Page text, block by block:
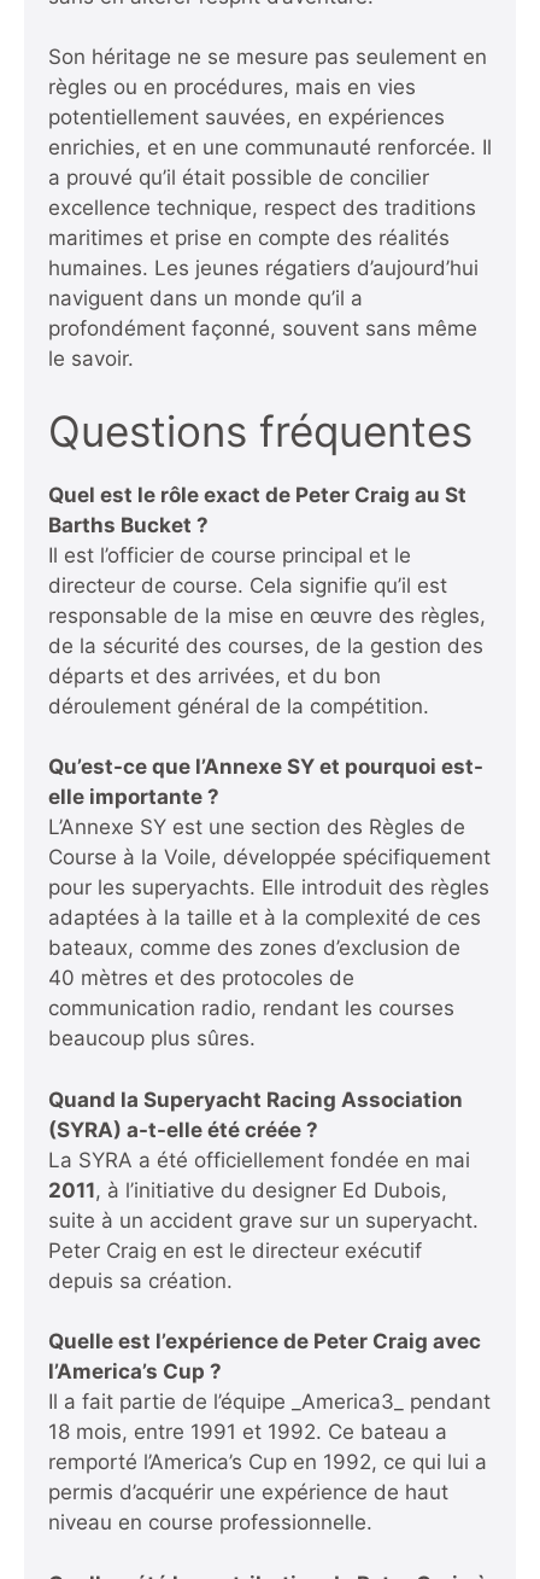
Son héritage ne se mesure pas seulement en
règles ou en procédures, mais en vies
potentiellement sauvées, en expériences
enrichies, et en une communauté renforcée. Il
a prouvé qu’il était possible de concilier
excellence technique, respect des traditions
maritimes et prise en compte des réalités
humaines. Les jeunes régatiers d’aujourd’hui
naviguent dans un monde qu’il a
profondément façonné, souvent sans même
le savoir.
Questions fréquentes
Quel est le rôle exact de Peter Craig au St
Barths Bucket ?
Il est l’officier de course principal et le
directeur de course. Cela signifie qu’il est
responsable de la mise en œuvre des règles,
de la sécurité des courses, de la gestion des
départs et des arrivées, et du bon
déroulement général de la compétition.
Qu’est-ce que l’Annexe SY et pourquoi est-
elle importante ?
L’Annexe SY est une section des Règles de
Course à la Voile, développée spécifiquement
pour les superyachts. Elle introduit des règles
adaptées à la taille et à la complexité de ces
bateaux, comme des zones d’exclusion de
40 mètres et des protocoles de
communication radio, rendant les courses
beaucoup plus sûres.
Quand la Superyacht Racing Association
(SYRA) a-t-elle été créée ?
La SYRA a été officiellement fondée en mai
2011, à l’initiative du designer Ed Dubois,
suite à un accident grave sur un superyacht.
Peter Craig en est le directeur exécutif
depuis sa création.
Quelle est l’expérience de Peter Craig avec
l’America’s Cup ?
Il a fait partie de l’équipe _America3_ pendant
18 mois, entre 1991 et 1992. Ce bateau a
remporté l’America’s Cup en 1992, ce qui lui a
permis d’acquérir une expérience de haut
niveau en course professionnelle.